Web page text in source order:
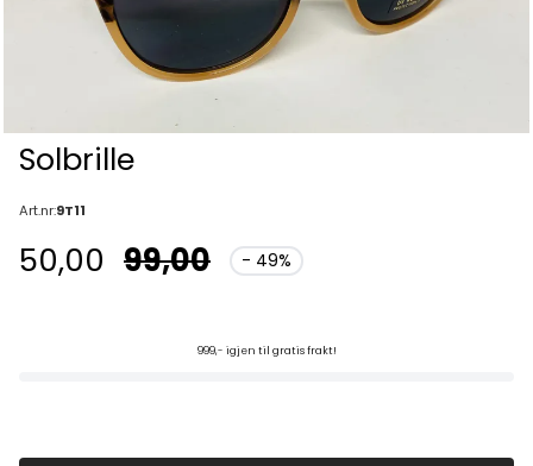
Solbrille
Art.nr:9T11
50,00 99,00 - 49%
999,- igjen til gratis frakt!